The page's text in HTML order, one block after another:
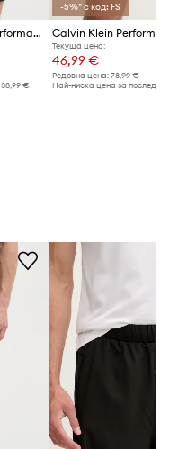
Къс панталон Calvin Klein Performance
38,99 €
-5%* с код: FS
Текуща цена:
46,99 €
Редовна цена: 78,99 €
Най-ниска цена за последните 30